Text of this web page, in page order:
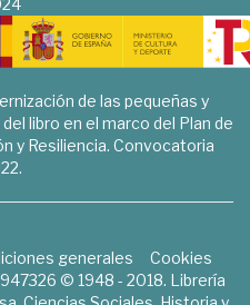
de las pequeñas y
libro en el marco del Plan de
y Resiliencia. Convocatoria
generales
Cookies
© 1948 - 2018. Librería